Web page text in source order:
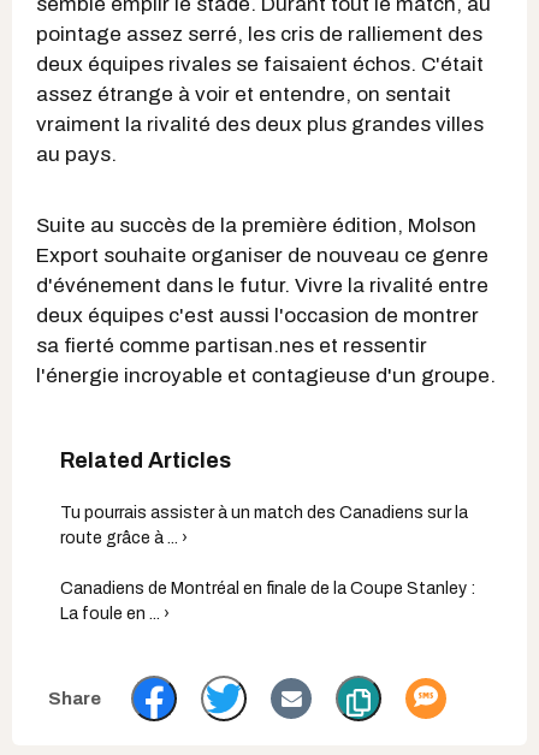
pointage assez serré, les cris de ralliement des
deux équipes rivales se faisaient échos. C'était
assez étrange à voir et entendre, on sentait
vraiment la rivalité des deux plus grandes villes
au pays.
Suite au succès de la première édition, Molson
Export souhaite organiser de nouveau ce genre
d'événement dans le futur. Vivre la rivalité entre
deux équipes c'est aussi l'occasion de montrer
sa fierté comme partisan.nes et ressentir
l'énergie incroyable et contagieuse d'un groupe.
Tu pourrais assister à un match des Canadiens sur la
route grâce à ... ›
Canadiens de Montréal en finale de la Coupe Stanley :
La foule en ... ›